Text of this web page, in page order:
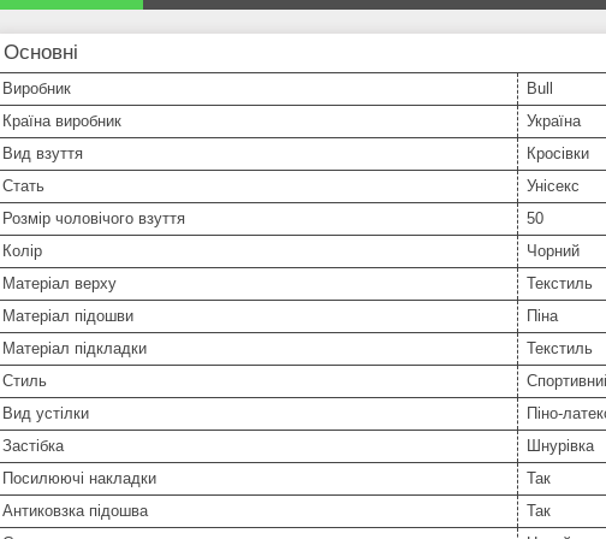
Основні
Виробник
Bull
Країна виробник
Україна
Вид взуття
Кросівки
Стать
Унісекс
Розмір чоловічого взуття
50
Колір
Чорний
Матеріал верху
Текстиль
Матеріал підошви
Піна
Матеріал підкладки
Текстиль
Стиль
Вид устілки
Піно-
Застібка
Шнурівка
Посилюючі накладки
Так
Антиковзка підошва
Так